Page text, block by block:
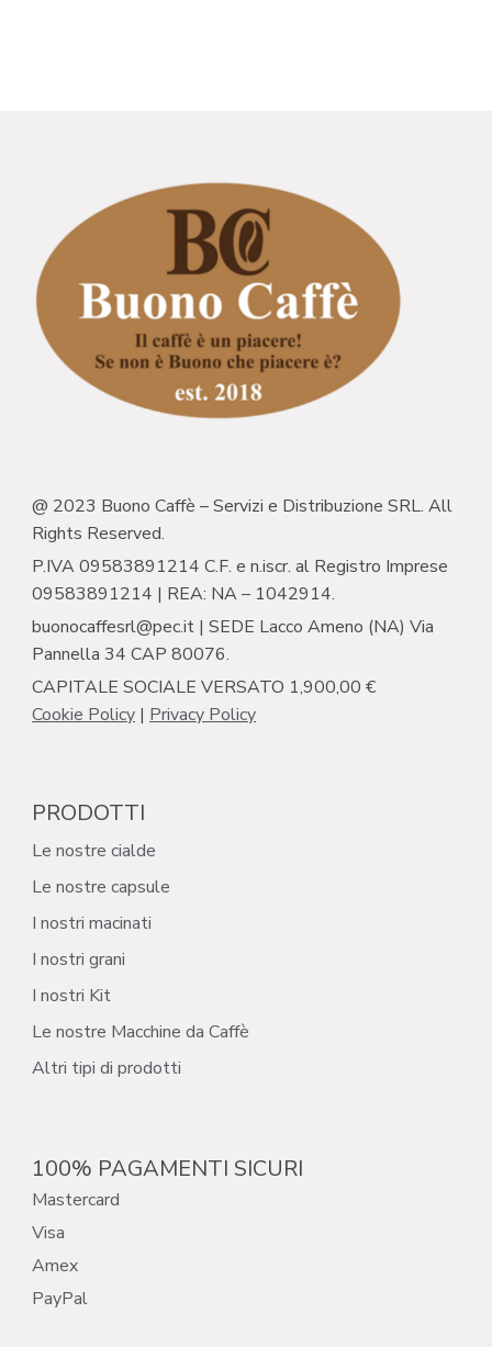
@ 2023 Buono Caffè – Servizi e Distribuzione SRL. All
Rights Reserved.
P.IVA 09583891214 C.F. e n.iscr. al Registro Imprese
09583891214 | REA: NA – 1042914.
buonocaffesrl@pec.it | SEDE Lacco Ameno (NA) Via
Pannella 34 CAP 80076.
CAPITALE SOCIALE VERSATO 1,900,00 €
Cookie Policy | Privacy Policy
PRODOTTI
Le nostre cialde
Le nostre capsule
I nostri macinati
I nostri grani
I nostri Kit
Le nostre Macchine da Caffè
Altri tipi di prodotti
100% PAGAMENTI SICURI
Mastercard
Visa
Amex
PayPal